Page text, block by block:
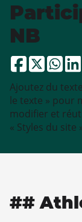
NB
Ajoutez du
le texte » pour
modifier et
« Styles du site
##